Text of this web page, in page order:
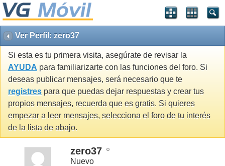
Ver Perfil: zero37
Si esta es tu primera visita, asegúrate de revisar la
AYUDA para familiarizarte con las funciones del foro. Si
deseas publicar mensajes, será necesario que te
registres para que puedas dejar respuestas y crear tus
propios mensajes, recuerda que es gratis. Si quieres
empezar a leer mensajes, selecciona el foro de tu interés
de la lista de abajo.
zero37
Nuevo